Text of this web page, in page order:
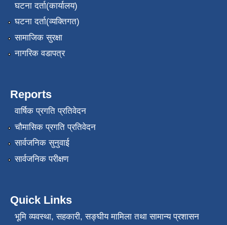
घटना दर्ता(कार्यालय)
घटना दर्ता(व्यक्तिगत)
सामाजिक सुरक्षा
नागरिक वडापत्र
Reports
वार्षिक प्रगति प्रतिवेदन
चौमासिक प्रगति प्रतिवेदन
सार्वजनिक सुनुवाई
सार्वजनिक परीक्षण
Quick Links
भूमि व्यवस्था, सहकारी, सङ्‍घीय मामिला तथा सामान्य प्रशासन